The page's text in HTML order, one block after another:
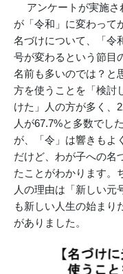
アンケートが実施さ
が「令和」に変わって
名づけについて、「令
号が変わるという節目
名前も多いのでは？と
方を使うことを「検討
けた」人の方が多く、
人が67.7%と多数でし
が、「令」は響きもよ
だけど、わが子への名
たことがわかります。
人の理由は「新しい元
も新しい人生の始まり
がありました。